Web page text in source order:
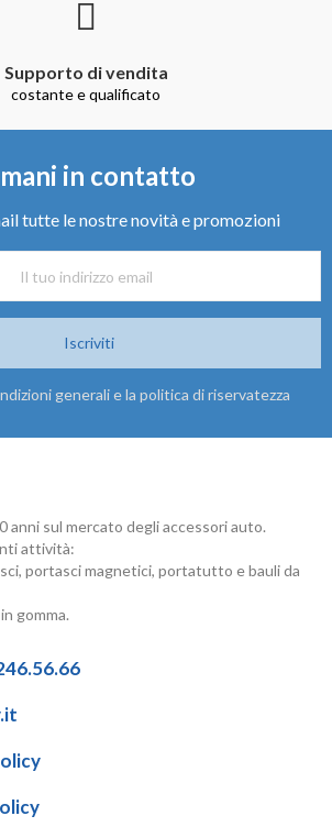
Supporto di vendita
costante e qualificato
in contatto
tutte le nostre novità e promozioni
Iscriviti
generali e la politica di riservatezza
anni sul mercato degli accessori auto.
attività:
portasci magnetici, portatutto e bauli da
gomma.